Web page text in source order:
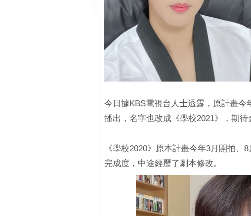
今日據KBS電視台人士透露，原計畫
播出，名字也改成《學校2021》，期
《學校2020》原本計畫今年3月開拍
完成度，中途經歷了劇本修改。